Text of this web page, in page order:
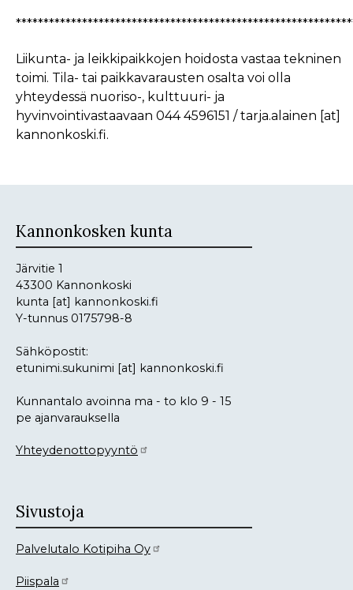
Liikunta- ja leikkipaikkojen hoidosta vastaa tekninen
toimi. Tila- tai paikkavarausten osalta voi olla
yhteydessä nuoriso-, kulttuuri- ja
hyvinvointivastaavaan 044 4596151 /tarja.alainen [at]
kannonkoski.fi.
Kannonkosken kunta
Järvitie 1
43300 Kannonkoski
kunta [at] kannonkoski.fi
Y-tunnus 0175798-8
Sähköpostit:
etunimi.sukunimi [at] kannonkoski.fi
Kunnantalo avoinna ma - to klo 9 - 15
pe ajanvarauksella
Yhteydenottopyyntö
Sivustoja
Palvelutalo Kotipiha Oy
Piispala